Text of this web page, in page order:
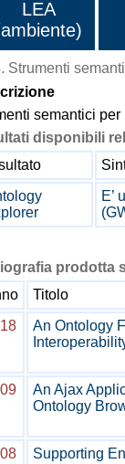
LEA
Strumenti
semantici
disponibili
E’
prodotta
Titolo
An Ontology
An Ajax
Ontology
Supporting